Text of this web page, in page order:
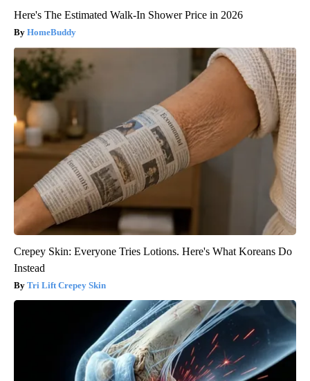
Here's The Estimated Walk-In Shower Price in 2026
HomeBuddy
Crepey Skin: Everyone Tries Lotions. Here's What Koreans Do
Instead
Tri Lift Crepey Skin